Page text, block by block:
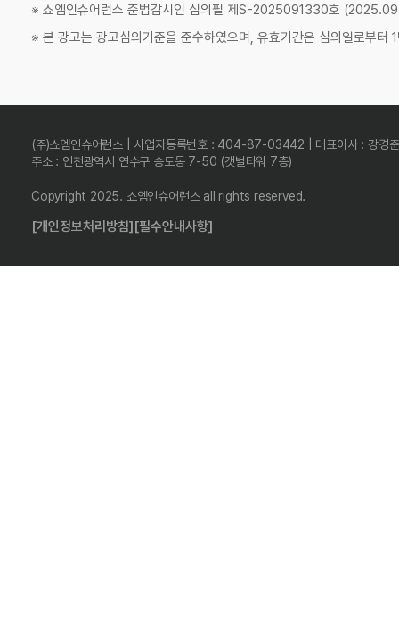
※ 쇼엠인슈어런스 준법감시인 심의필 제S-2025091330호
※ 본 광고는 광고심의기준을 준수하였으며, 유효기간은 심의일로부터
(주)쇼엠인슈어런스 | 사업자등록번호 : 404-87-03442 | 대표이사 : 강경준
주소 : 인천광역시 연수구 송도동 7-50 (갯벌타워 7층)
Copyright 2025. 쇼엠인슈어런스 all rights reserved.
[개인정보처리방침][필수안내사항]